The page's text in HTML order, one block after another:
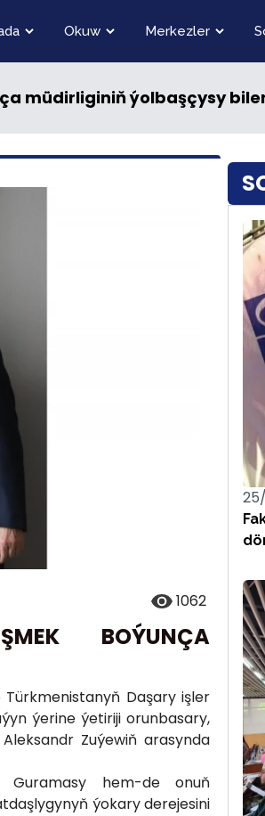
Okuw Merkezler
müdirliginiň ýolbaşçysy
1062
BOÝUNÇA
Daşary işler
ýerine ýetiriji orunbasary,
Zuýewiň arasynda
Guramasy hem-de onuň
ýokary derejesini